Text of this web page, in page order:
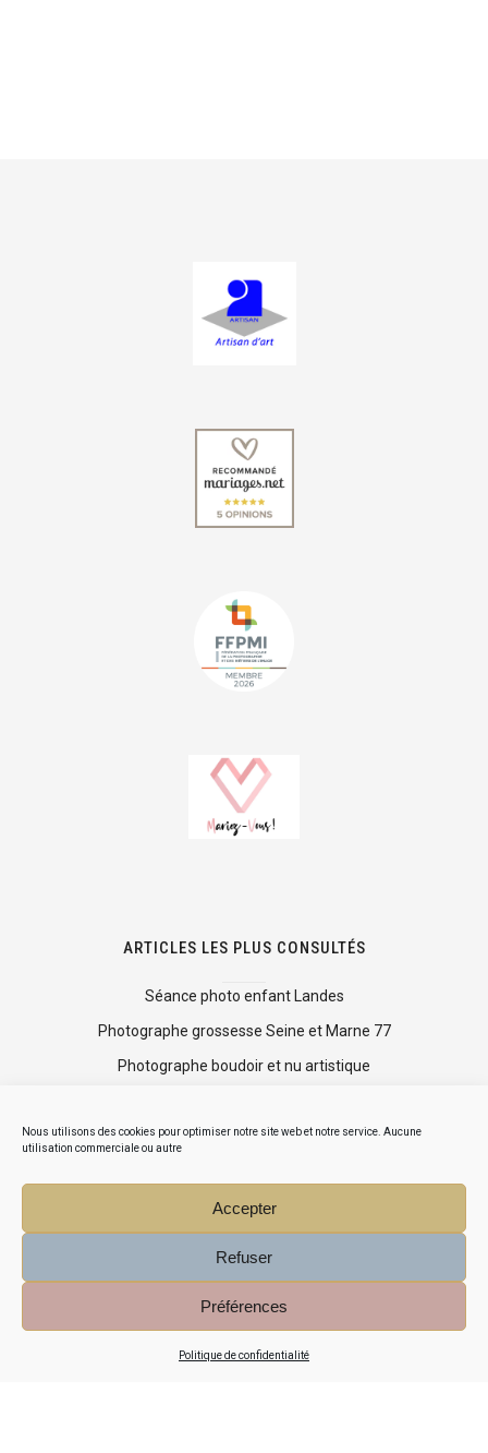
Nous utilisons des cookies pour optimiser notre site web et notre service. Aucune
utilisation commerciale ou autre
Accepter
Refuser
Préférences
Politique de confidentialité
ARTICLES LES PLUS CONSULTÉS
Séance photo enfant Landes
Photographe grossesse Seine et Marne 77
Photographe boudoir et nu artistique
Mini séance photo Noël
LANDES ET PAYS BASQUE